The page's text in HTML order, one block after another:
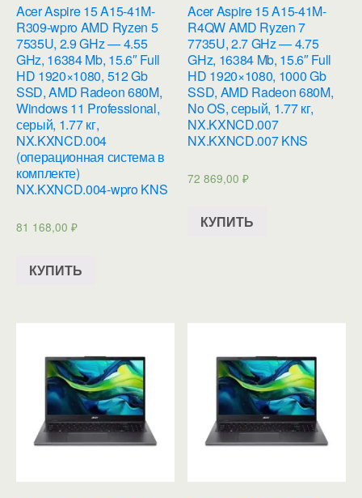
Acer Aspire 15 A15-41M-
R309-wpro AMD Ryzen 5
7535U, 2.9 GHz — 4.55
GHz, 16384 Mb, 15.6″ Full
HD 1920×1080, 512 Gb
SSD, AMD Radeon 680M,
Windows 11 Professional,
серый, 1.77 кг,
NX.KXNCD.004
(операционная система в
комплекте)
NX.KXNCD.004-wpro KNS
81 168,00 ₽
КУПИТЬ
Acer Aspire 15 A15-41M-
R4QW AMD Ryzen 7
7735U, 2.7 GHz — 4.75
GHz, 16384 Mb, 15.6″ Full
HD 1920×1080, 1000 Gb
SSD, AMD Radeon 680M,
No OS, серый, 1.77 кг,
NX.KXNCD.007
NX.KXNCD.007 KNS
72 869,00₽
КУПИТЬ